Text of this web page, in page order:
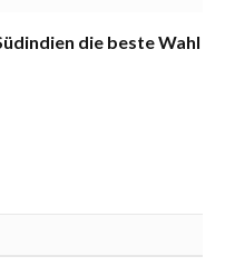
die beste Wahl